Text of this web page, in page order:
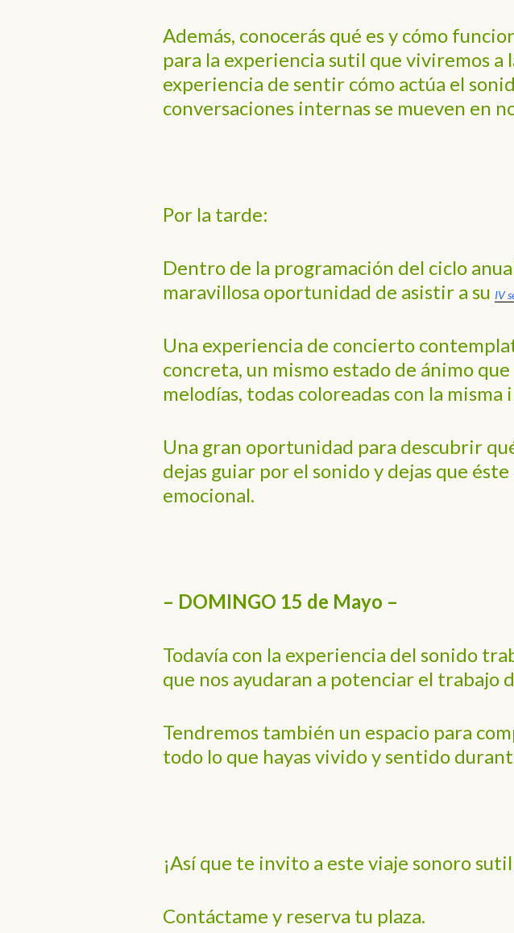
Además, conocerás qué es y cómo
para la experiencia sutil que viviremos
experiencia de sentir cómo actúa el
conversaciones internas se mueven en
Por la tarde:
Dentro de la programación del ciclo
maravillosa oportunidad de asistir a su IV
Una experiencia de concierto
concreta, un mismo estado de ánimo
melodías, todas coloreadas con la misma
Una gran oportunidad para descubrir
dejas guiar por el sonido y dejas que
emocional.
– DOMINGO 15 de Mayo –
Todavía con la experiencia del sonido
que nos ayudaran a potenciar el trabajo
Tendremos también un espacio para
todo lo que hayas vivido y sentido
¡Así que te invito a este viaje sonoro
Contáctame y reserva tu plaza.